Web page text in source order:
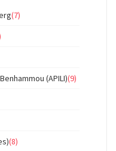
(7)
(APILI)(9)
(8)